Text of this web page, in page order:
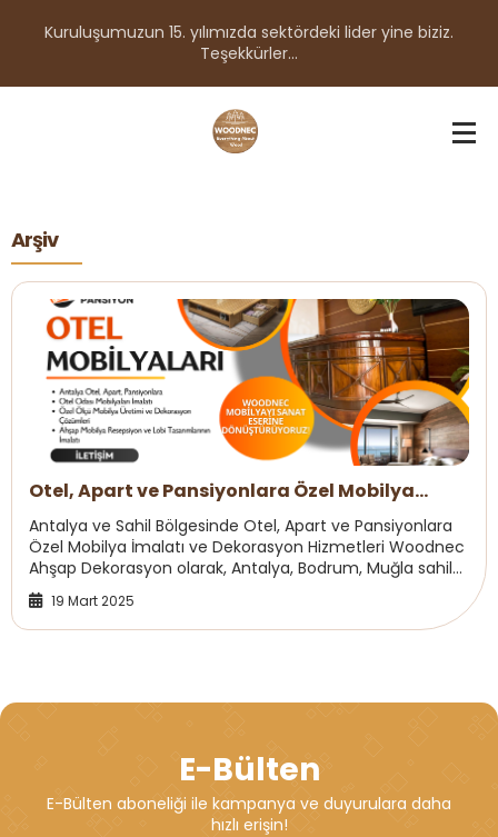
Kuruluşumuzun 15. yılımızda sektördeki lider yine biziz.
Teşekkürler...
Arşiv
Otel, Apart ve Pansiyonlara Özel Mobilya
İmalatı ve Dekorasyon Hizmetleri
Antalya ve Sahil Bölgesinde Otel, Apart ve Pansiyonlara
Özel Mobilya İmalatı ve Dekorasyon Hizmetleri Woodnec
Ahşap Dekorasyon olarak, Antalya, Bodrum, Muğla sahil
bandı ve çevresinde faaliyet göstere...
19 Mart 2025
E-Bülten
E-Bülten aboneliği ile kampanya ve duyurulara daha
hızlı erişin!